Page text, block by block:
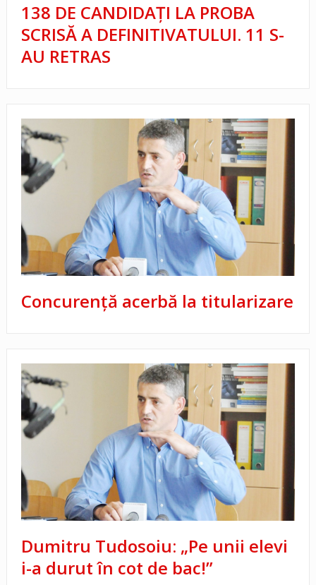
138 DE CANDIDAȚI LA PROBA
SCRISĂ A DEFINITIVATULUI. 11 S-
AU RETRAS
Concurență acerbă la titularizare
Dumitru Tudosoiu: „Pe unii elevi
i-a durut în cot de bac!”